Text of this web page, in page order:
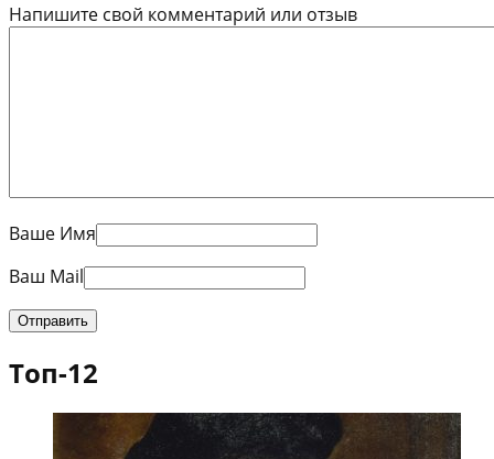
Напишите свой комментарий или отзыв
Ваше Имя
Ваш Mail
Топ-12